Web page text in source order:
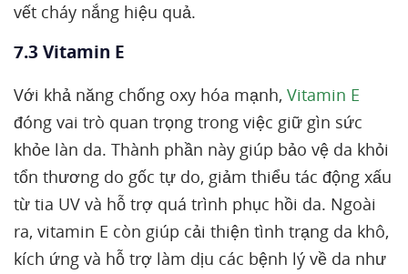
vết cháy nắng hiệu quả.
7.3 Vitamin E
Với khả năng chống oxy hóa mạnh, Vitamin E
đóng vai trò quan trọng trong việc giữ gìn sức
khỏe làn da. Thành phần này giúp bảo vệ da khỏi
tổn thương do gốc tự do, giảm thiểu tác động xấu
từ tia UV và hỗ trợ quá trình phục hồi da. Ngoài
ra, vitamin E còn giúp cải thiện tình trạng da khô,
kích ứng và hỗ trợ làm dịu các bệnh lý về da như